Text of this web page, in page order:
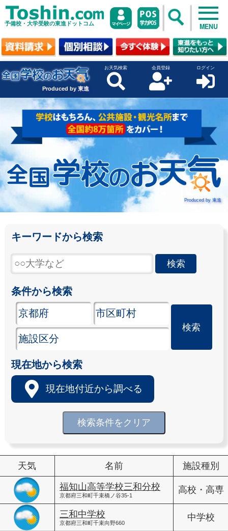
予備校・大学受験の東進ドットコム MENU
Produced by 東進
お天気検索 会員登録 ログイン
Produced by 東進
キーワードから検索
条件から検索
現在地から検索
現在地付近から調べる
検索条件をクリア
天気 名前 施設種別
福知山高等学校三和分校
京都府三和町千束橋ノ谷35-1
高校・高専
三和中学校
京都府三和町千束向野660
中学校